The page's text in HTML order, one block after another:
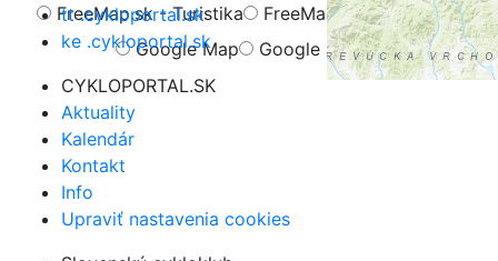
FreeMap.sk - Turistika
FreeMap.sk - Cyklistika
Google Map
Google Hybrid
tt .cykloportal.sk
ke .cykloportal.sk
CYKLOPORTAL.SK
Aktuality
Kalendár
Kontakt
Info
Upraviť nastavenia cookies